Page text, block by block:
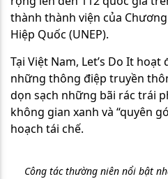
thành thành viện của
Hiệp Quốc (UNEP).
Tại Việt Nam, Let’s Do It
những thông điệp truyền
dọn sạch những bãi rác trái
không gian xanh và “quyên
hoạch tái chế.
Công tác thường niên nổi bật